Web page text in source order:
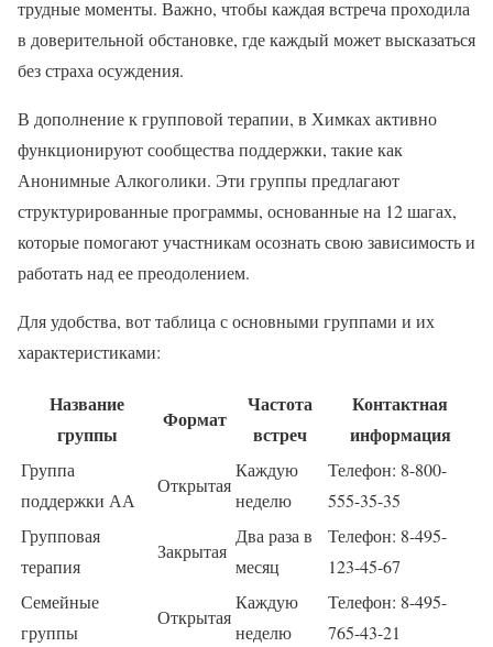
трудные моменты. Важно, чтобы каждая встреча проходила
в доверительной обстановке, где каждый может высказаться
без страха осуждения.
В дополнение к групповой терапии, в Химках активно
функционируют сообщества поддержки, такие как
Анонимные Алкоголики. Эти группы предлагают
структурированные программы, основанные на 12 шагах,
которые помогают участникам осознать свою зависимость и
работать над ее преодолением.
Для удобства, вот таблица с основными группами и их
характеристиками:
Название
группы
Формат
Частота
встреч
Контактная
информация
Группа
поддержки АА
Открытая
Каждую
неделю
Телефон: 8-800-
555-35-35
Групповая
терапия
Закрытая
Два раза в
месяц
Телефон: 8-495-
123-45-67
Семейные
группы
Открытая
Каждую
неделю
Телефон: 8-495-
765-43-21